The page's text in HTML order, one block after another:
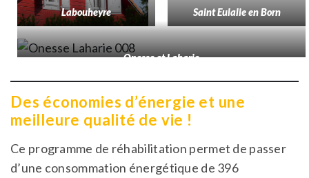
Labouheyre Saint Eulalie en Born
Onesse et Laharie
Des économies d’énergie et une
meilleure qualité de vie !
Ce programme de réhabilitation permet de passer
d’une consommation énergétique de 396